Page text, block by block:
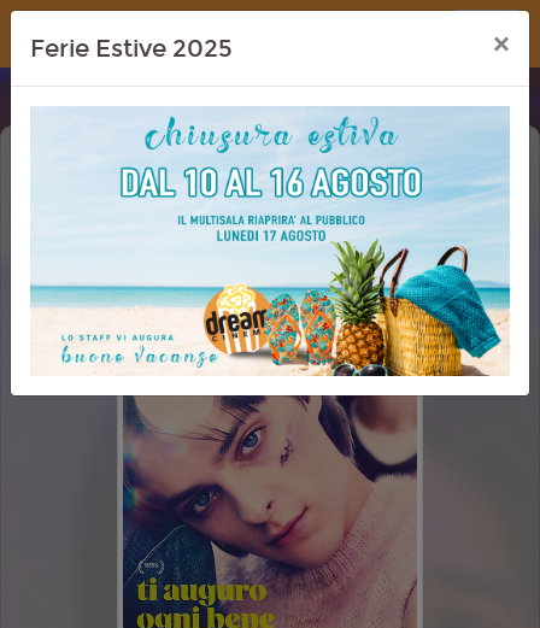
Dream Cinema
TI AUGURO OGNI BENE (I WISH YOU
ALL THE BEST)
PRIMA VISIONE
Ferie Estive 2025 ×